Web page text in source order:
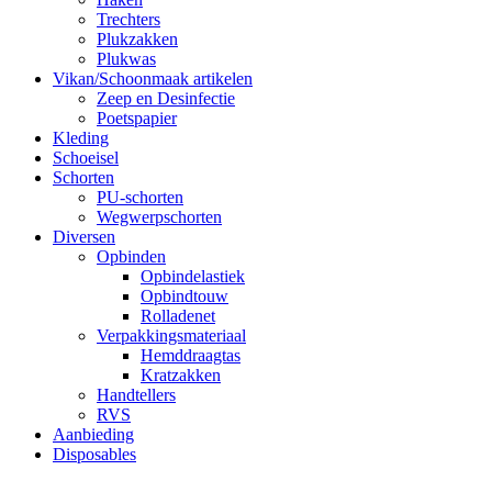
Trechters
Plukzakken
Plukwas
Vikan/Schoonmaak artikelen
Zeep en Desinfectie
Poetspapier
Kleding
Schoeisel
Schorten
PU-schorten
Wegwerpschorten
Diversen
Opbinden
Opbindelastiek
Opbindtouw
Rolladenet
Verpakkingsmateriaal
Hemddraagtas
Kratzakken
Handtellers
RVS
Aanbieding
Disposables